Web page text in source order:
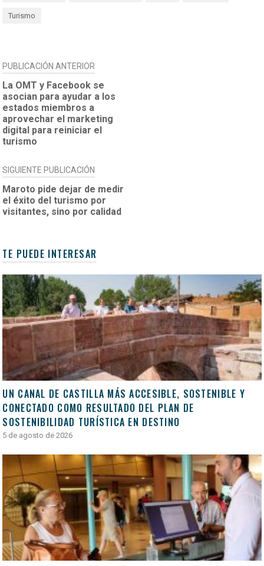
Turismo
NAVEGACIÓN
DE
ENTRADAS
PUBLICACIÓN ANTERIOR
La OMT y Facebook se
asocian para ayudar a los
estados miembros a
aprovechar el marketing
digital para reiniciar el
turismo
SIGUIENTE PUBLICACIÓN
Maroto pide dejar de medir
el éxito del turismo por
visitantes, sino por calidad
TE PUEDE INTERESAR
UN CANAL DE CASTILLA MÁS ACCESIBLE, SOSTENIBLE Y
CONECTADO COMO RESULTADO DEL PLAN DE
SOSTENIBILIDAD TURÍSTICA EN DESTINO
5 de agosto de 2026